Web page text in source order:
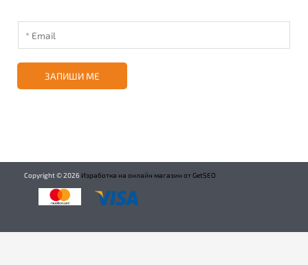
ЗАПИШИ МЕ
Copyright ©2026 Изработка на онлайн магазин от GetSEO